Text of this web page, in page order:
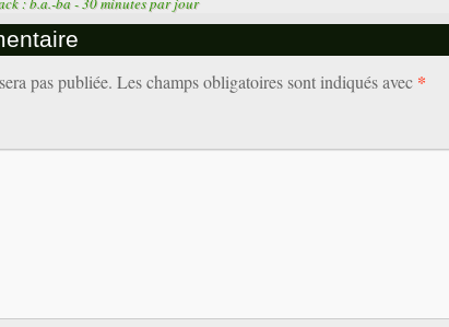
pas publiée. Les champs obligatoires sont indiqués avec *